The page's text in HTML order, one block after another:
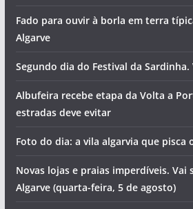
Fado para ouvir à borla em terra
Algarve
Segundo dia do Festival da
Albufeira recebe etapa da Volta a
estradas deve evitar
Foto do dia: a vila algarvia que pisca
Novas lojas e praias imperdíveis. Vai
Algarve (quarta-feira, 5 de agosto)